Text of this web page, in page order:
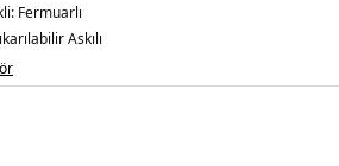
Fermuarlı
Askılı
arka cep -Çıkarılabilen zincirli askı